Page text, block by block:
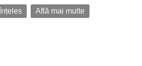
Află mai multe